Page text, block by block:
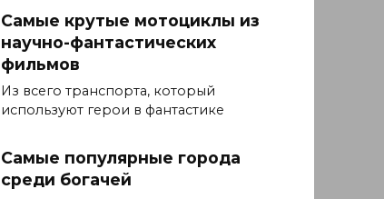
Самые крутые мотоциклы из
научно-фантастических
фильмов
Из всего транспорта, который
используют герои в фантастике
Самые популярные города
среди богачей